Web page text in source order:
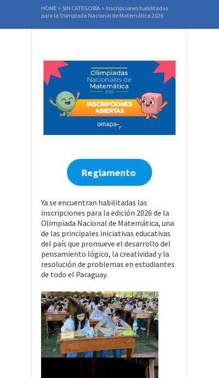
HOME > SIN CATEGORÍA > Inscripciones habilitadas
para la Olimpiada Nacional de Matemática 2026
Reglamento
Ya se encuentran habilitadas las
inscripciones para la edición 2026 de la
Olimpiada Nacional de Matemática, una
de las principales iniciativas educativas
del país que promueve el desarrollo del
pensamiento lógico, la creatividad y la
resolución de problemas en estudiantes
de todo el Paraguay.